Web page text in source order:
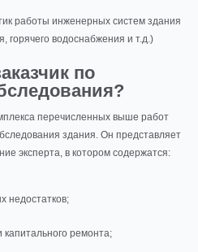
работы инженерных систем здания
горячего водоснабжения и т.д.)
по
перечисленных выше работ
здания. Он представляет
эксперта, в котором содержатся:
недостатков;
ремонта;